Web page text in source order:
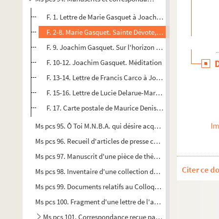
F. 1. Lettre de Marie Gasquet à Joachim Gasquet, son
F. 2-8. Marie Gasquet. Sainte Dévote, patronne de Monaco
F. 9. Joachim Gasquet. Sur l'horizon du soir j'évoquerai
F. 10-12. Joachim Gasquet. Méditation
F. 13-14. Lettre de Francis Carco à Joachim Gasquet
F. 15-16. Lettre de Lucie Delarue-Mardrus à Joachim
F. 17. Carte postale de Maurice Denis à Joachim Gasquet
Ms pcs 95. Ô Toi M.N.B.A. qui désire acquérir de la science,
Ms pcs 96. Recueil d'articles de presse concernant Paul Arène
Ms pcs 97. Manuscrit d'une pièce de théâtre
Ms pcs 98. Inventaire d'une collection de céramiques
Ms pcs 99. Documents relatifs au Colloque Maurice Blondel
Ms pcs 100. Fragment d'une lettre de l'abbé Rive à propos de
Ms pcs 101. Correspondance reçue par Robert Ytier
Citer ce